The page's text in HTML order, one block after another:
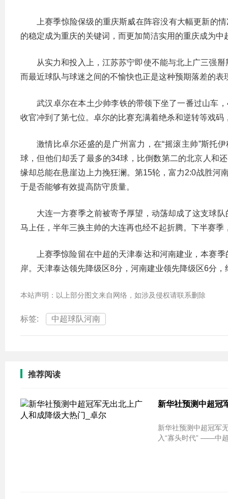
上赛季惊险保级的重庆斯威在阵容没有大幅更新的
的稳定成为重庆的关键词，而更加简洁实用的重庆成为中
从实力和投入上，江苏苏宁即使不能与北上广三强
而最近球队与球迷之间的不愉快也正是这种预期落差的表
武汉卓尔在本土少帅李铁的带领下坐了一番过山车
收官冲到了第七位。卓尔的比赛充满着绝杀和逆转等戏
激情比卓尔还盛的是广州富力，在“摇滚主帅”斯托
球，但他们却丢了最多的34球，比倒数第二的北京人和
缘却总能在悬崖边上力挽狂澜。第15轮，富力2:0战胜河
于是否能够有效提高防守质量。
大连一方赛季之前被寄予厚望，动荡却成了这支球
马上任，半年三换主帅的大连再也经不起折腾。下半赛
上赛季惊险留在中超的天津泰达和河南建业，本赛
岸。天津泰达领先降级区8分，河南建业领先降级区6分
本站声明：以上部分图文来自网络，如涉及侵权请联系删除
标签: 中超球队河南
推荐阅读
新华社预测中超冠
新华社预测中超冠军无出北上广 人
入“寡头时代” ——中